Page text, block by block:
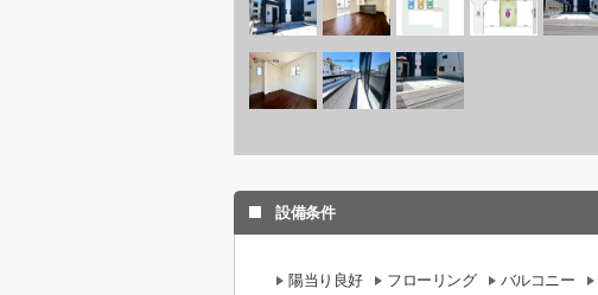
設備条件
陽当り良好 フローリング バルコニー